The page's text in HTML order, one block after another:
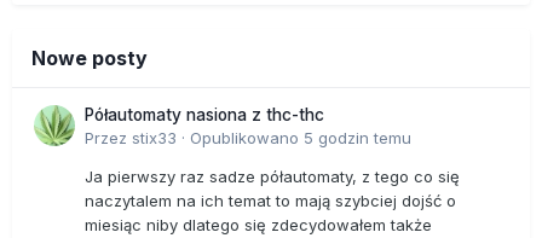
Nowe posty
Półautomaty nasiona z thc-thc
Przez stix33 · Opublikowano 5 godzin temu
Ja pierwszy raz sadze półautomaty, z tego co się
naczytalem na ich temat to mają szybciej dojść o
miesiąc niby dlatego się zdecydowałem także